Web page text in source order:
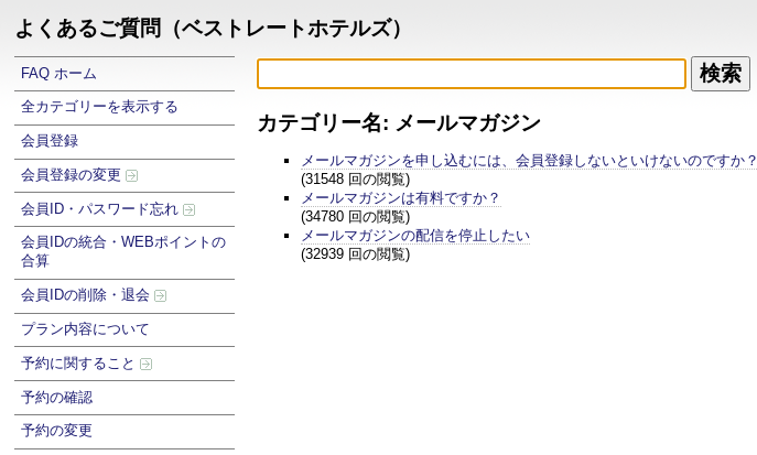
よくあるご質問（ベストレートホテルズ）
FAQ ホーム
全カテゴリーを表示する
会員登録
会員登録の変更
会員ID・パスワード忘れ
会員IDの統合・WEBポイントの
合算
会員IDの削除・退会
プラン内容について
予約に関すること
予約の確認
予約の変更
カテゴリー名: メールマガジン
メールマガジンを申し込むには、会員登録しないといけないのですか？
(31548 回の閲覧)
メールマガジンは有料ですか？
(34780 回の閲覧)
メールマガジンの配信を停止したい
(32939 回の閲覧)